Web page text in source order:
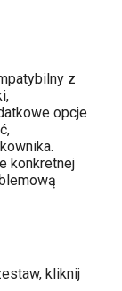
z
opcje
konkretnej
kliknij